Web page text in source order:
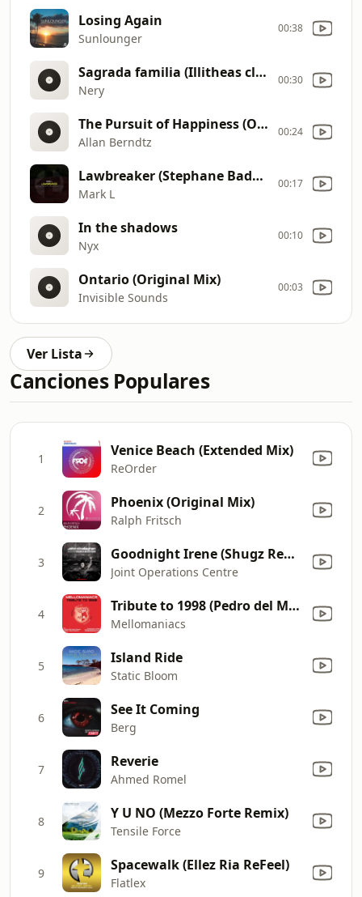
Losing Again
Sunlounger
00:38
Sagrada familia (Illitheas club edit)
Nery
00:30
The Pursuit of Happiness (Original Mix)
Allan Berndtz
00:24
Lawbreaker (Stephane Badey Tech mix)
Mark L
00:17
In the shadows
Nyx
00:10
Ontario (Original Mix)
Invisible Sounds
00:03
Ver Lista
Canciones Populares
1 Venice Beach (Extended Mix)
ReOrder
2 Phoenix (Original Mix)
Ralph Fritsch
3 Goodnight Irene (Shugz Remix)
Joint Operations Centre
4 Tribute to 1998 (Pedro del Mar Remix)
Mellomaniacs
5 Island Ride
Static Bloom
6 See It Coming
Berg
7 Reverie
Ahmed Romel
8 Y U NO (Mezzo Forte Remix)
Tensile Force
9 Spacewalk (Ellez Ria ReFeel)
Flatlex